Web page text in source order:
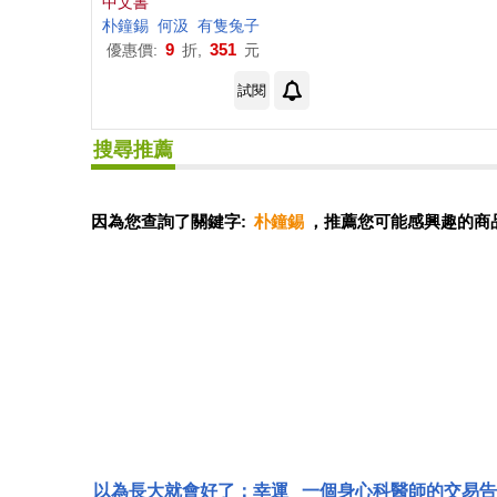
朴鐘錫 何汲 有隻兔子
優惠價: 9 折, 351 元
試閱
搜尋推薦
因為您查詢了關鍵字: 朴鐘錫 ，推薦您可能感興趣的商
以為長大就會好了：幸運 一個身心科醫師的交易告